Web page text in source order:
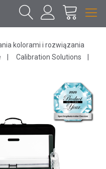
kolorami i rozwiązania
Calibration Solutions